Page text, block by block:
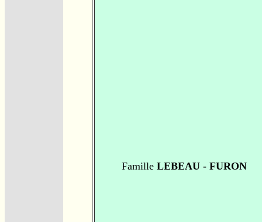
FamilleLEBEAU - FURON